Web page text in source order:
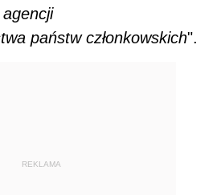
państw członkowskich".
REKLAMA